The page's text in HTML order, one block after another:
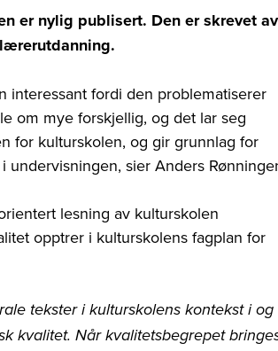
er nylig publisert. Den er skrevet av
interessant fordi den problematiserer
om mye forskjellig, og det lar seg
for kulturskolen, og gir grunnlag for
sier Anders
lesning av kulturskolen
opptrer i kulturskolens fagplan for
tekster i kulturskolens kontekst i og
kvalitet. Når kvalitetsbegrepet